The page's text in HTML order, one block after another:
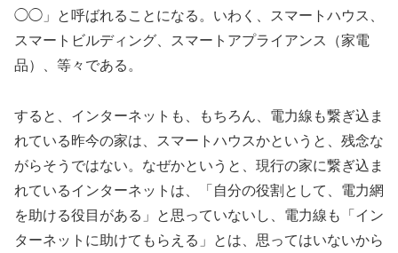
◯◯」と呼ばれることになる。いわく、スマートハウス、
スマートビルディング、スマートアプライアンス（家電
品）、等々である。
すると、インターネットも、もちろん、電力線も繋ぎ込ま
れている昨今の家は、スマートハウスかというと、残念な
がらそうではない。なぜかというと、現行の家に繋ぎ込ま
れているインターネットは、「自分の役割として、電力網
を助ける役目がある」と思っていないし、電力線も「イン
ターネットに助けてもらえる」とは、思ってはいないから